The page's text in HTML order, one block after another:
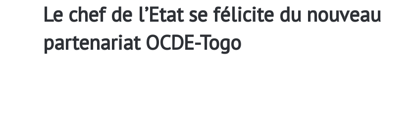
Le chef de l’Etat se félicite du nouveau
partenariat OCDE-Togo